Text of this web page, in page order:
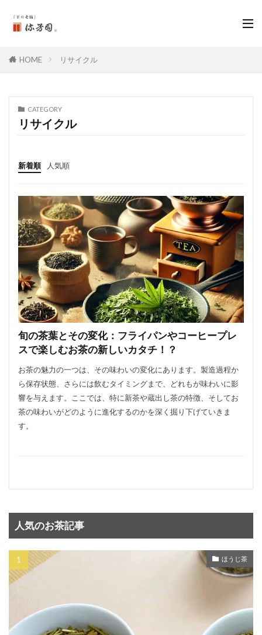
HOME リサイクル
CATEGORY
リサイクル
新着順 人気順
旬の茶葉とその変化：フライパンやコーヒープレ
スで楽しむお茶の新しいカタチ！？
お茶の魅力の一つは、その味わいの変化にあります。製造過程か
ら保存状態、さらには飲むタイミングまで、どれもが味わいに影
響を与えます。ここでは、特に新茶や蔵出し茶の特徴、そしてお
茶の味わいがどのように進化するのかを深く掘り下げていきま
す。
人気のお茶記事
ほうじ茶